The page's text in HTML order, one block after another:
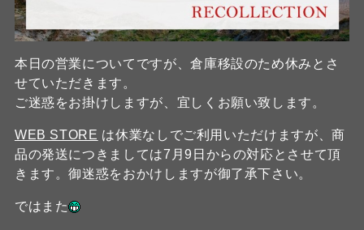
本日の営業についてですが、倉庫移設のため休みとさ
せていただきます。
ご迷惑をお掛けしますが、宜しくお願い致します。
WEB STORE は休業なしでご利用いただけますが、商
品の発送につきましては7月9日からの対応とさせて頂
きます。御迷惑をおかけしますが御了承下さい。
ではまた